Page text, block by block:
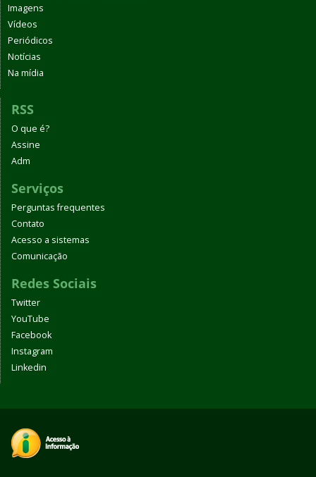
Imagens
Vídeos
Periódicos
Notícias
Na mídia
RSS
O que é?
Assine
Adm
Serviços
Perguntas frequentes
Contato
Acesso a sistemas
Comunicação
Redes Sociais
Twitter
YouTube
Facebook
Instagram
Linkedin